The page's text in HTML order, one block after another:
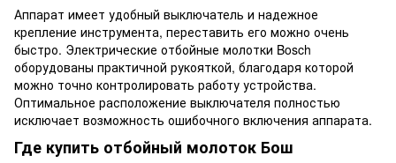
Аппарат имеет удобный выключатель и надежное
крепление инструмента, переставить его можно очень
быстро. Электрические отбойные молотки Bosch
оборудованы практичной рукояткой, благодаря которой
можно точно контролировать работу устройства.
Оптимальное расположение выключателя полностью
исключает возможность ошибочного включения аппарата.
Где купить отбойный молоток Бош